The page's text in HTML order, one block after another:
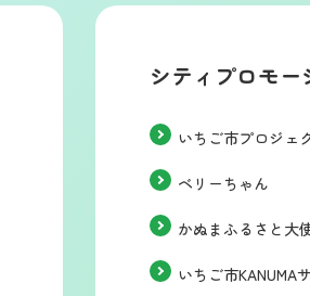
シティプロモー
いちご市プロジェ
ベリーちゃん
かぬまふるさと大
いちご市KANUMA